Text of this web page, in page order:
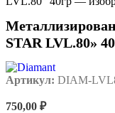
STAR LVL.80»
Артикул: DIAM-
750,00 ₽